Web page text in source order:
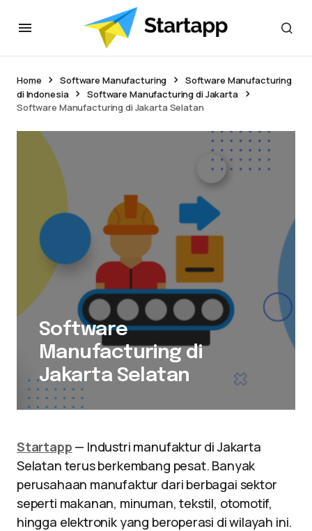
Home Software Manufacturing
Software Manufacturing
di Indonesia
Software Manufacturing di Jakarta
Software Manufacturing di Jakarta Selatan
Software
Manufacturing di
Jakarta Selatan
Startapp — Industri manufaktur di Jakarta
Selatan terus berkembang pesat. Banyak
perusahaan manufaktur dari berbagai sektor
seperti makanan, minuman, tekstil, otomotif,
hingga elektronik yang beroperasi di wilayah ini.